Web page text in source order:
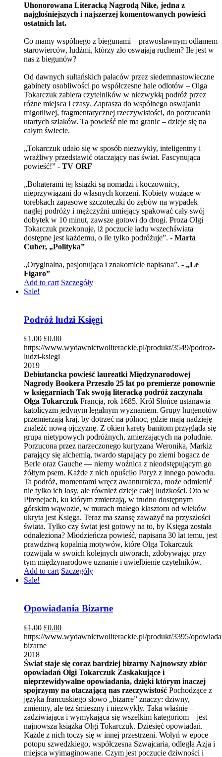
Uhonorowana Literacką Nagrodą Nike, jedna z
najgłośniejszych i najszerzej komentowanych powieści
ostatnich lat.
Co mamy wspólnego z biegunami – prawosławnym odłamem
starowierców, ludźmi, którzy zło oswajają ruchem? Ile jest w
nas z biegunów?
Od dawnych sułtańskich pałaców przez siedemnastowieczne
gabinety osobliwości po współczesne hale odlotów – Olga
Tokarczuk zabiera czytelników w niezwykłą podróż przez
różne miejsca i czasy. Zaprasza do wspólnego oswajania
migotliwej, fragmentarycznej rzeczywistości, do porzucania
utartych szlaków. Ta powieść nie ma granic – dzieje się na
całym świecie.
„Tokarczuk udało się w sposób niezwykły, inteligentny i
wrażliwy przedstawić otaczający nas świat. Fascynująca
powieść!” - TV ORF
„Bohaterami tej książki są nomadzi i koczownicy,
nieprzywiązani do własnych korzeni. Kobiety wożące w
torebkach zapasowe szczoteczki do zębów na wypadek
nagłej podróży i mężczyźni umiejący spakować cały swój
dobytek w 10 minut, zawsze gotowi do drogi. Proza Olgi
Tokarczuk przekonuje, iż poczucie ładu wszechświata
dostępne jest każdemu, o ile tylko podróżuje”. - Marta
Cuber, „Polityka”
„Oryginalna, pasjonująca i znakomicie napisana”. - „Le
Figaro”
Add to cart Szczegóły
Sale!
Podróż ludzi Księgi
£1.00 £0.00
https://www.wydawnictwoliterackie.pl/produkt/3549/podroz-
ludzi-ksiegi
2019
Debiutancka powieść laureatki Międzynarodowej
Nagrody Bookera Przeszło 25 lat po premierze ponownie
w księgarniach Tak swoją literacką podróż zaczynała
Olga Tokarczuk Francja, rok 1685. Król Słońce ustanawia
katolicyzm jedynym legalnym wyznaniem. Grupy hugenotów
przemierzają kraj, by dotrzeć na północ, gdzie mają nadzieję
znaleźć nową ojczyznę. Z okien karety banitom przygląda się
grupa nietypowych podróżnych, zmierzających na południe.
Porzucona przez narzeczonego kurtyzana Weronika, Markiz
parający się alchemią, twardo stąpający po ziemi bogacz de
Berle oraz Gauche — niemy woźnica z nieodstępującym go
żółtym psem. Każde z nich opuściło Paryż z innego powodu.
Ta podróż, momentami wręcz awanturnicza, może odmienić
nie tylko ich losy, ale również dzieje całej ludzkości. Oto w
Pirenejach, ku którym zmierzają, w trudno dostępnym
górskim wąwozie, w murach małego klasztoru od wieków
ukryta jest Księga. Teraz ma szansę zaważyć na przyszłości
świata. Tylko czy świat jest gotowy na to, by Księga została
odnaleziona? Młodzieńcza powieść, napisana 30 lat temu, jest
prawdziwą kopalnią motywów, które Olga Tokarczuk
rozwijała w swoich kolejnych utworach, zdobywając przy
tym międzynarodowe uznanie i uwielbienie czytelników.
Add to cart Szczegóły
Sale!
Opowiadania Bizarne
£1.00 £0.00
https://www.wydawnictwoliterackie.pl/produkt/3395/
bizarne
2018
Świat staje się coraz bardziej bizarny Najnowszy zbiór
opowiadań Olgi Tokarczuk Zaskakujące i
nieprzewidywalne opowiadania, dzięki którym inaczej
spojrzymy na otaczającą nas rzeczywistość Pochodzące z
języka francuskiego słowo „bizarre” znaczy: dziwny,
zmienny, ale też śmieszny i niezwykły. Taka właśnie –
zadziwiająca i wymykająca się wszelkim kategoriom – jest
najnowsza książka Olgi Tokarczuk. Dziesięć opowiadań.
Każde z nich toczy się w innej przestrzeni. Wołyń w epoce
potopu szwedzkiego, współczesna Szwajcaria, odległa Azja i
miejsca wyimaginowane. Czym jest poczucie dziwności i